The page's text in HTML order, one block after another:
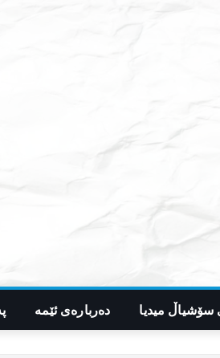
سۆشیاڵ میدیا دەربارەی ئێمە